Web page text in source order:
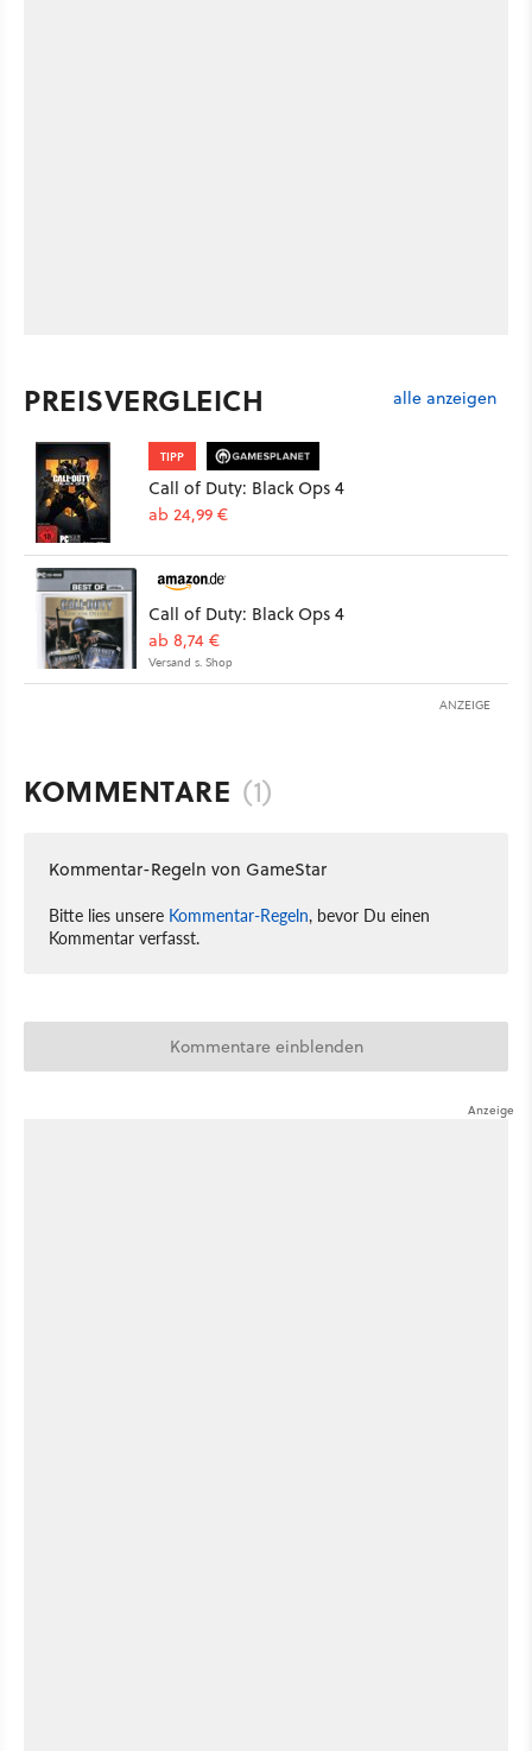
PREISVERGLEICH alle anzeigen
TIPP
Call of Duty: Black Ops 4
ab 24,99 €
Call of Duty: Black Ops 4
ab 8,74 €
Versand s. Shop
ANZEIGE
KOMMENTARE (1)
Kommentar-Regeln von GameStar
Bitte lies unsere Kommentar-Regeln, bevor Du einen
Kommentar verfasst.
Kommentare einblenden